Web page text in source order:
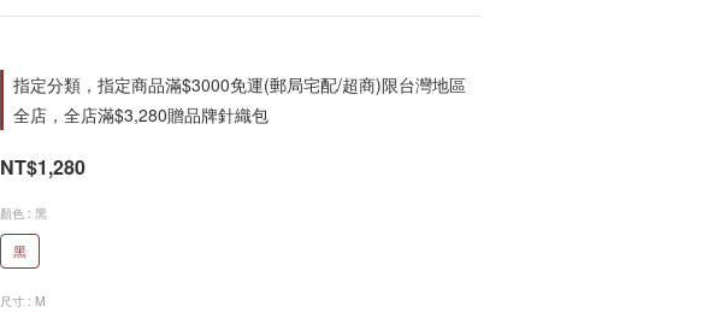
指定分類，指定商品滿$3000免運(郵局宅配/超商)限台灣地區
全店，全店滿$3,280贈品牌針織包
NT$1,280
顏色 : 黑
黑
尺寸 : M